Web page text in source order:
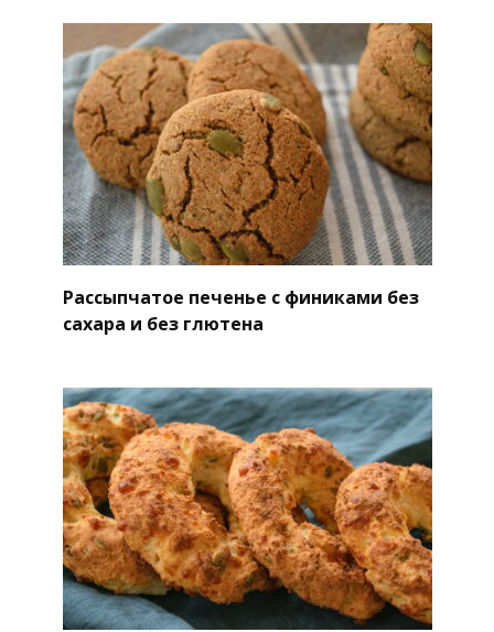
Рассыпчатое печенье с финиками без
сахара и без глютена